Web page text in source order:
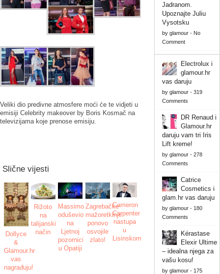
Veliki dio predivne atmosfere moći će te vidjeti u
emisiji Celebrity makeover by Boris Kosmač na
televizijama koje prenose emisiju.
Slične vijesti
Dollyce
&
Glamour.hr
vas
nagrađuju!
Rižoto
na
talijanski
način
Massimo
oduševio
na
Ljetnoj
pozornici
u Opatiji
Zagrebačke
mažoretkinje
ponovo
osvojile
zlato!
Cameron
Carpenter
nastupa
u
Lisinskom!
Jadranom.
Upoznajte Juliu
Vysotsku
by glamour- No
Comment
Electrolux i
glamour.hr
vas daruju
by glamour- 319
Comments
DR Renaud i
Glamour.hr
daruju vam tri Iris
Lift kreme!
by glamour- 278
Comments
Catrice
Cosmetics i
glam.hr vas daruju
by glamour- 180
Comments
Kérastase
Elexir Ultime
– idealna njega za
vašu kosu!
by glamour- 175